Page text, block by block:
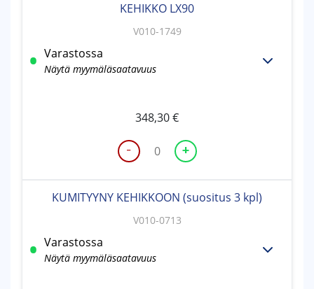
-
KEHIKKO
LX90
+
KEHIKKO LX90
V010-1749
Varastossa
Näytä myymäläsaatavuus
348,30€
KUMITYYNY KEHIKKOON (suositus 3 kpl)
V010-0713
Varastossa
Näytä myymäläsaatavuus